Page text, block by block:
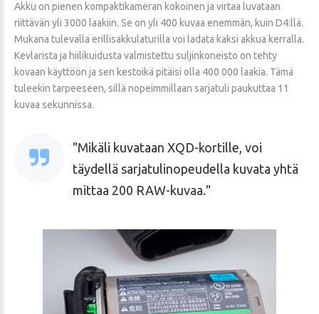
Akku on pienen kompaktikameran kokoinen ja virtaa luvataan
riittävän yli 3000 laakiin. Se on yli 400 kuvaa enemmän, kuin D4:llä.
Mukana tulevalla erillisakkulaturilla voi ladata kaksi akkua kerralla.
Kevlarista ja hiilikuidusta valmistettu suljinkoneisto on tehty
kovaan käyttöön ja sen kestoikä pitäisi olla 400 000 laakia. Tämä
tuleekin tarpeeseen, sillä nopeimmillaan sarjatuli paukuttaa 11
kuvaa sekunnissa.
Mikäli kuvataan XQD-kortille, voi
täydellä sarjatulinopeudella kuvata yhtä
mittaa 200 RAW-kuvaa.